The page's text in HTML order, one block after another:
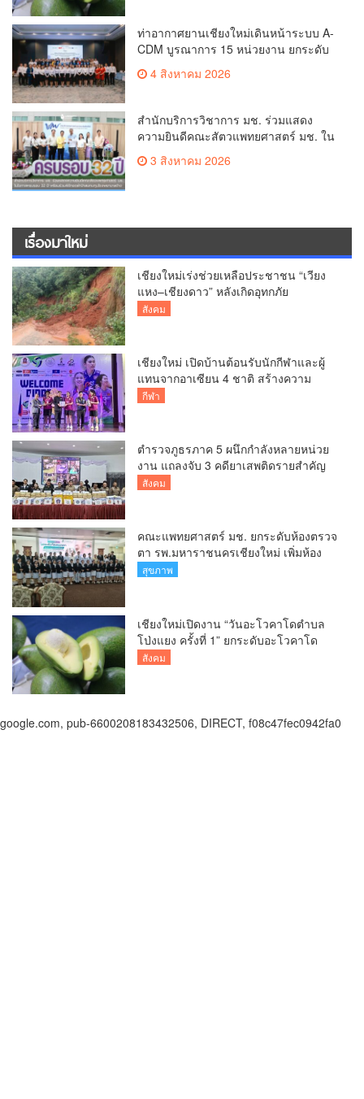
ท่าอากาศยานเชียงใหม่เดินหน้าระบบ A-
CDM บูรณาการ 15 หน่วยงาน ยกระดับ
4 สิงหาคม 2026
สำนักบริการวิชาการ มช. ร่วมแสดง
ความยินดีคณะสัตวแพทยศาสตร์ มช. ใน
โอกาสครบรอบ 32 ปี พร้อมร่วมพิธีทอด
ผ้าป่าสมทบทุนโรงพยาบาลช้าง
3 สิงหาคม 2026
เรื่องมาใหม่
เชียงใหม่เร่งช่วยเหลือประชาชน “เวียง
แหง–เชียงดาว” หลังเกิดอุทกภัย
สังคม
เชียงใหม่ เปิดบ้านต้อนรับนักกีฬาและผู้
แทนจากอาเซียน 4 ชาติ สร้างความ
ประทับใจก่อนเปิดศึกวอลเลย์บอล BYD
กีฬา
ตำรวจภูธรภาค 5 ผนึกกำลังหลายหน่วย
งาน แถลงจับ 3 คดียาเสพติดรายสำคัญ
ยึดยาบ้ากว่า 3.2 ล้านเม็ด เฮโรอีน 8.62
สังคม
คณะแพทยศาสตร์ มช. ยกระดับห้องตรวจ
ตา รพ.มหาราชนครเชียงใหม่ เพิ่มห้อง
ตรวจ-นำเทคโนโลยีทันสมัย รองรับผู้ป่วย
สุขภาพ
เชียงใหม่เปิดงาน “วันอะโวคาโดตำบล
โป่งแยง ครั้งที่ 1” ยกระดับอะโวคาโด
คุณภาพ สู่ผลไม้เศรษฐกิจและแหล่งท่อง
สังคม
google.com, pub-6600208183432506, DIRECT, f08c47fec0942fa0